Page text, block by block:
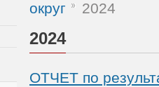
округ
2024
2024
ОТЧЕТ по